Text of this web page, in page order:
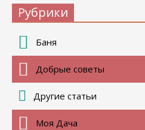
Рубрики
Баня
Добрые советы
Другие статьи
Моя Дача